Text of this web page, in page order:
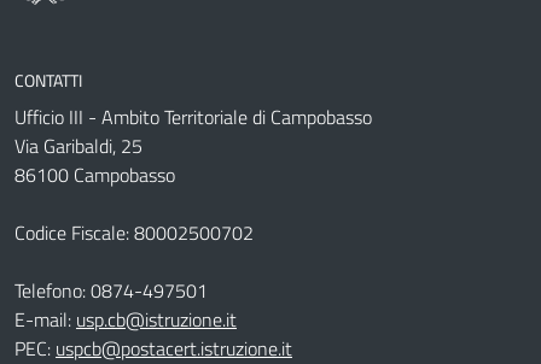
CONTATTI
Ufficio III - Ambito Territoriale di Campobasso
Via Garibaldi, 25
86100 Campobasso
Codice Fiscale: 80002500702
Telefono:0874-497501
E-mail: usp.cb@istruzione.it
PEC: uspcb@postacert.istruzione.it